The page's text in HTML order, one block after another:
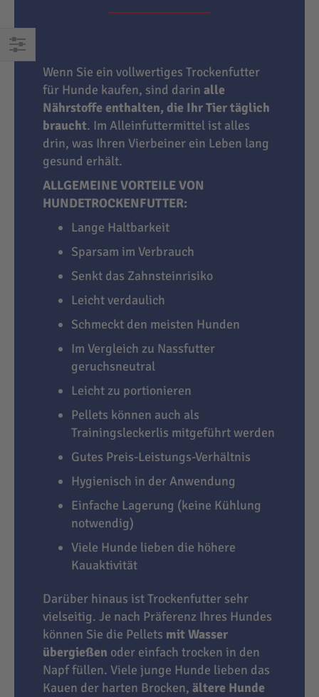
EINKAUFEN
Wenn Sie ein vollwertiges Trockenfutter
für Hunde kaufen, sind darin alle
Nährstoffe enthalten, die Ihr Tier täglich
braucht. Im Alleinfuttermittel ist alles
drin, was Ihren Vierbeiner ein Leben lang
gesund erhält.
ALLGEMEINE VORTEILE VON
HUNDETROCKENFUTTER:
Lange Haltbarkeit
Sparsam im Verbrauch
Senkt das Zahnsteinrisiko
Leicht verdaulich
Schmeckt den meisten Hunden
Im Vergleich zu Nassfutter
geruchsneutral
Leicht zu portionieren
Pellets können auch als
Trainingsleckerlis mitgeführt werden
Gutes Preis-Leistungs-Verhältnis
Hygienisch in der Anwendung
Einfache Lagerung (keine Kühlung
notwendig)
Viele Hunde lieben die höhere
Kauaktivität
Darüber hinaus ist Trockenfutter sehr
vielseitig. Je nach Präferenz Ihres Hundes
können Sie die Pellets mit Wasser
übergießen oder einfach trocken in den
Napf füllen. Viele junge Hunde lieben das
Kauen der harten Brocken, ältere Hunde